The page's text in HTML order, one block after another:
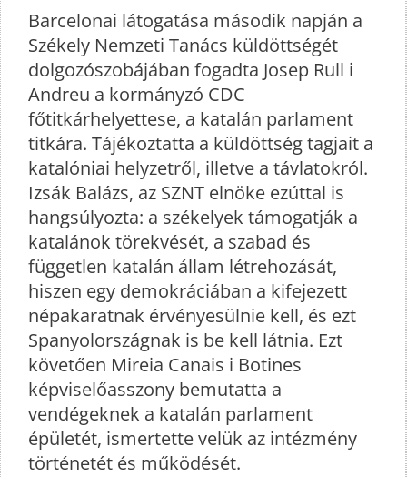
Barcelonai látogatása második napján a
Székely Nemzeti Tanács küldöttségét
dolgozószobájában fogadta Josep Rull i
Andreu a kormányzó CDC
főtitkárhelyettese, a katalán parlament
titkára. Tájékoztatta a küldöttség tagjait a
katalóniai helyzetről, illetve a távlatokról.
Izsák Balázs, az SZNT elnöke ezúttal is
hangsúlyozta: a székelyek támogatják a
katalánok törekvését, a szabad és
független katalán állam létrehozását,
hiszen egy demokráciában a kifejezett
népakaratnak érvényesülnie kell, és ezt
Spanyolországnak is be kell látnia. Ezt
követően Mireia Canais i Botines
képviselőasszony bemutatta a
vendégeknek a katalán parlament
épületét, ismertette velük az intézmény
történetét és működését.